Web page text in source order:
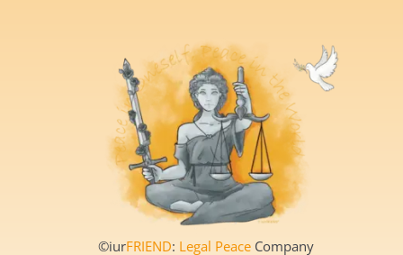
©iurFRIEND: Legal Peace Company